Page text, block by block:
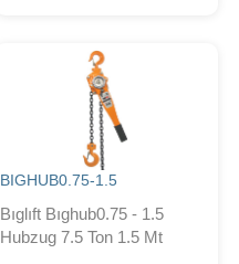
BIGHUB0.75-1.5
Bıglıft Bıghub0.75 - 1.5
Hubzug 7.5 Ton 1.5 Mt